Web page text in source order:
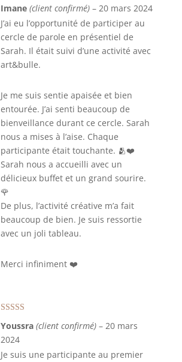
Imane (client confirmé) – 20 mars 2024
J’ai eu l’opportunité de participer au
cercle de parole en présentiel de
Sarah. Il était suivi d’une activité avec
art&bulle.
Je me suis sentie apaisée et bien
entourée. J’ai senti beaucoup de
bienveillance durant ce cercle. Sarah
nous a mises à l’aise. Chaque
participante était touchante. 🫂❤️
Sarah nous a accueilli avec un
délicieux buffet et un grand sourire.
🌹
De plus, l’activité créative m’a fait
beaucoup de bien. Je suis ressortie
avec un joli tableau.
Merci infiniment ❤️
Youssra (client confirmé) – 20 mars
2024
Je suis une participante au premier